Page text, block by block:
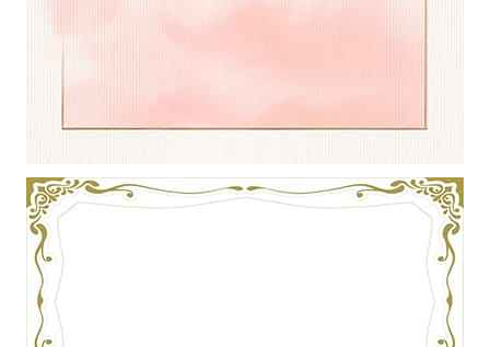
Khung ảnh nền powerpoint với đường viền kết hợp với bóng mây
hồng nghệ thuật